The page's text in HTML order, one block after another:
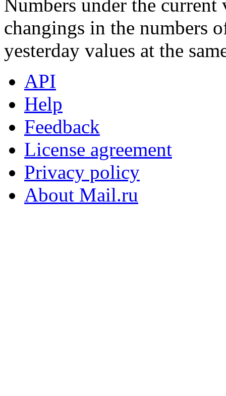
Numbers under the
changings in the numbers
yesterday values at the
API
Help
Feedback
License agreement
Privacy policy
About Mail.ru